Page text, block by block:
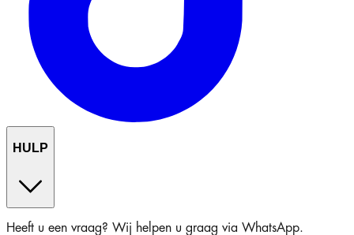
HULP
Heeft u een vraag? Wij helpen u graag via WhatsApp.